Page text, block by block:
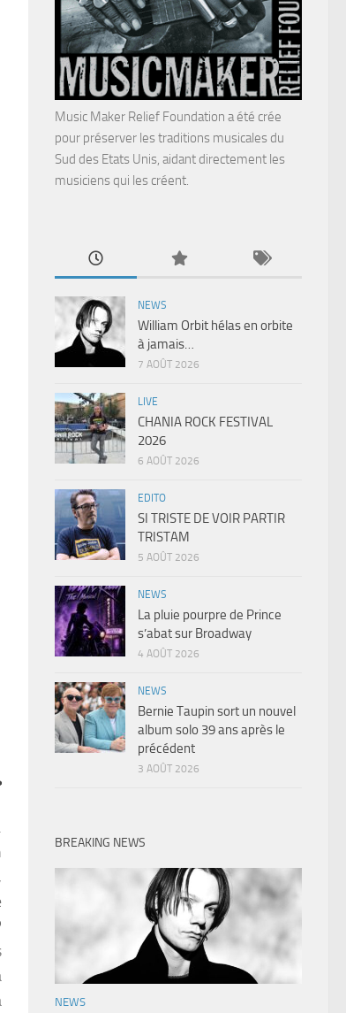
Music Maker Relief Foundation a été crée
pour préserver les traditions musicales du
Sud des Etats Unis, aidant directement les
musiciens qui les créent.
NEWS
William Orbit hélas en orbite
à jamais…
7 AOÛT 2026
LIVE
CHANIA ROCK FESTIVAL
2026
6 AOÛT 2026
EDITO
SI TRISTE DE VOIR PARTIR
TRISTAM
5 AOÛT 2026
NEWS
La pluie pourpre de Prince
s’abat sur Broadway
4 AOÛT 2026
NEWS
Bernie Taupin sort un nouvel
album solo 39 ans après le
précédent
3 AOÛT 2026
BREAKING NEWS
NEWS